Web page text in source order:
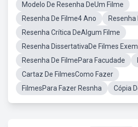
Modelo De Resenha DeUm Filme
Resenha De Filme4 Ano
Resenha
Resenha Crítica DeAlgum Filme
Resenha DissertativaDe Filmes
Resenha De FilmePara Facudade
Cartaz De FilmesComo Fazer
FilmesPara Fazer Resnha
Cópia